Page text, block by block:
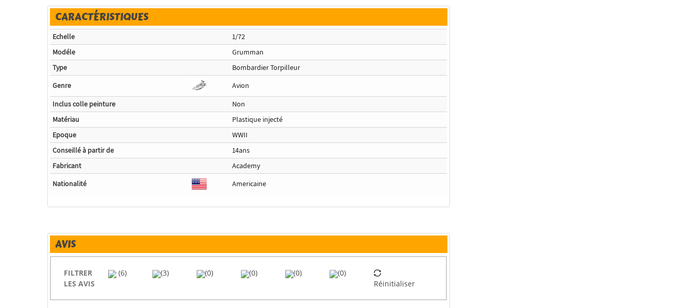
CARACTÉRISTIQUES
Echelle
1/72
Modéle
Grumman
Type
Bombardier Torpilleur
Genre
Avion
Inclus colle peinture
Non
Matériau
Plastique injecté
Epoque
WWII
Conseillé à partir de
14ans
Fabricant
Academy
Nationalité
Americaine
AVIS
FILTRER
LES AVIS
(6) (3) (0) (0) (0)
(0)
Réinitialiser